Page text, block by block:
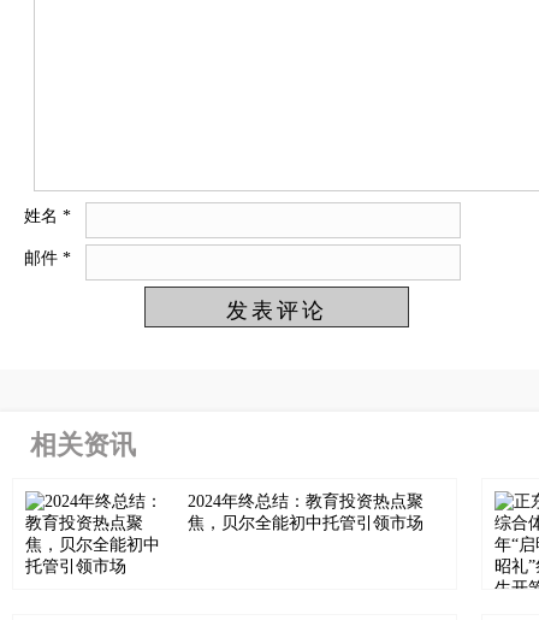
姓名 *
邮件 *
相关资讯
2024年终总结：教育投资热点聚
焦，贝尔全能初中托管引领市场